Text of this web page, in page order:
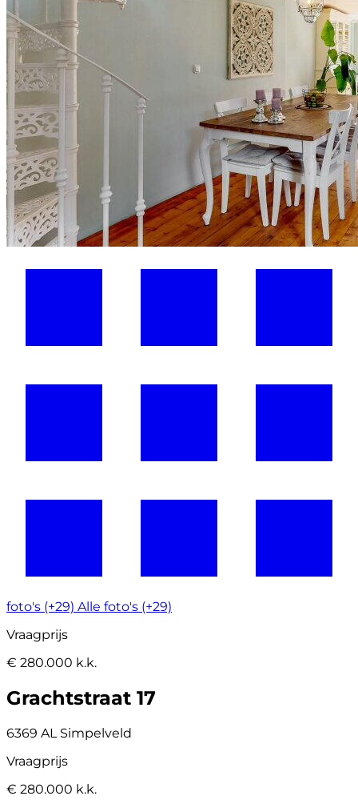
foto's (+29) Alle foto's (+29)
Vraagprijs
€ 280.000 k.k.
Grachtstraat 17
6369 AL Simpelveld
Vraagprijs
€ 280.000 k.k.